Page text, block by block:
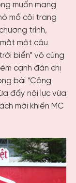
muốn mang
mồ côi trang
trình,
một câu
biển” vô cùng
cạnh đàn chị
bài “Công
đầy nội lực vừa
mời khiến MC